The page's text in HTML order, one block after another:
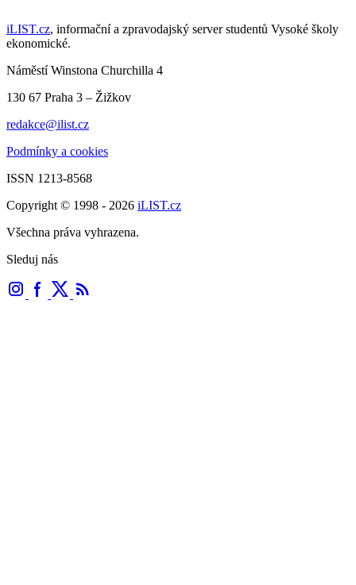
iLIST.cz, informační a zpravodajský server studentů Vysoké školy
ekonomické.
Náměstí Winstona Churchilla 4
130 67 Praha 3 – Žižkov
redakce@ilist.cz
Podmínky a cookies
ISSN 1213-8568
Copyright © 1998 - 2026 iLIST.cz
Všechna práva vyhrazena.
Sleduj nás